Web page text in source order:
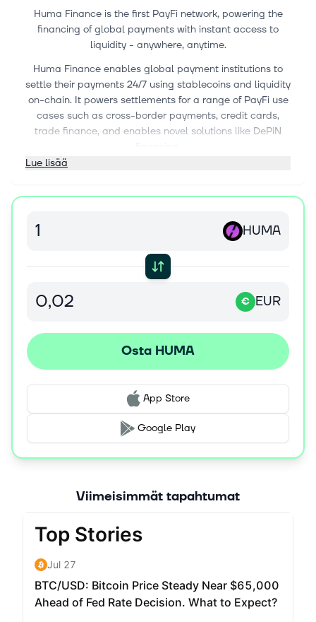
Huma Finance is the first PayFi network, powering the
financing of global payments with instant access to
liquidity - anywhere, anytime.
Huma Finance enables global payment institutions to
settle their payments 24/7 using stablecoins and liquidity
on-chain. It powers settlements for a range of PayFi use
cases such as cross-border payments, credit cards,
trade finance, and enables novel solutions like DePiN
Lue lisää
HUMA
€ EUR
Osta HUMA
App Store
Google Play
Viimeisimmät tapahtumat